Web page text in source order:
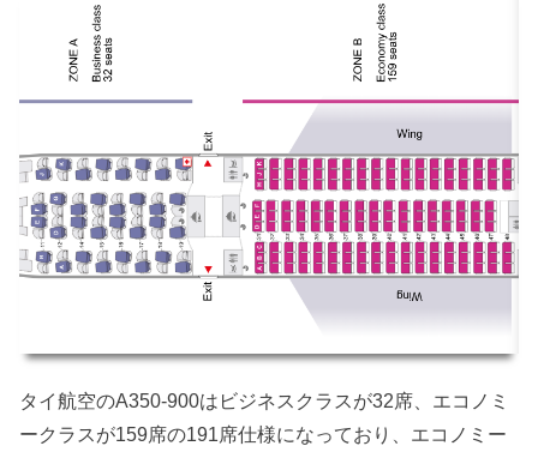
タイ航空のA350-900はビジネスクラスが32席、エコノミ
ークラスが159席の191席仕様になっており、エコノミー